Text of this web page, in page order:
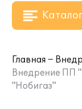
Каталог
Главная
Внедрение ПП
"Нобигаз"